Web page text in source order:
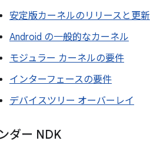
安定版カーネルのリリースと更新
Android の一般的なカーネル
モジュラー カーネルの要件
インターフェースの要件
デバイスツリー オーバーレイ
ダー NDK